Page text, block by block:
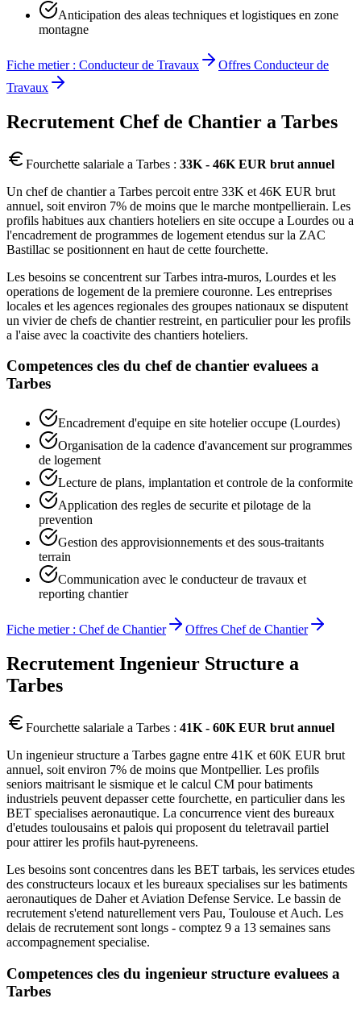
Anticipation des aleas techniques et logistiques en zone
montagne
Fiche metier : Conducteur de Travaux Offres Conducteur de
Travaux
Recrutement Chef de Chantier a Tarbes
Fourchette salariale a Tarbes : 33K - 46K EUR brut annuel
Un chef de chantier a Tarbes percoit entre 33K et 46K EUR brut
annuel, soit environ 7% de moins que le marche montpellierain. Les
profils habitues aux chantiers hoteliers en site occupe a Lourdes ou a
l'encadrement de programmes de logement etendus sur la ZAC
Bastillac se positionnent en haut de cette fourchette.
Les besoins se concentrent sur Tarbes intra-muros, Lourdes et les
operations de logement de la premiere couronne. Les entreprises
locales et les agences regionales des groupes nationaux se disputent
un vivier de chefs de chantier restreint, en particulier pour les profils
a l'aise avec la coactivite des chantiers hoteliers.
Competences cles du chef de chantier evaluees a
Tarbes
Encadrement d'equipe en site hotelier occupe (Lourdes)
Organisation de la cadence d'avancement sur programmes
de logement
Lecture de plans, implantation et controle de la conformite
Application des regles de securite et pilotage de la
prevention
Gestion des approvisionnements et des sous-traitants
terrain
Communication avec le conducteur de travaux et
reporting chantier
Fiche metier : Chef de Chantier Offres Chef de Chantier
Recrutement Ingenieur Structure a
Tarbes
Fourchette salariale a Tarbes : 41K - 60K EUR brut annuel
Un ingenieur structure a Tarbes gagne entre 41K et 60K EUR brut
annuel, soit environ 7% de moins que Montpellier. Les profils
seniors maitrisant le sismique et le calcul CM pour batiments
industriels peuvent depasser cette fourchette, en particulier dans les
BET specialises aeronautique. La concurrence vient des bureaux
d'etudes toulousains et palois qui proposent du teletravail partiel
pour attirer les profils haut-pyreneens.
Les besoins sont concentres dans les BET tarbais, les services etudes
des constructeurs locaux et les bureaux specialises sur les batiments
aeronautiques de Daher et Aviation Defense Service. Le bassin de
recrutement s'etend naturellement vers Pau, Toulouse et Auch. Les
delais de recrutement sont longs - comptez 9 a 13 semaines sans
accompagnement specialise.
Competences cles du ingenieur structure evaluees a
Tarbes